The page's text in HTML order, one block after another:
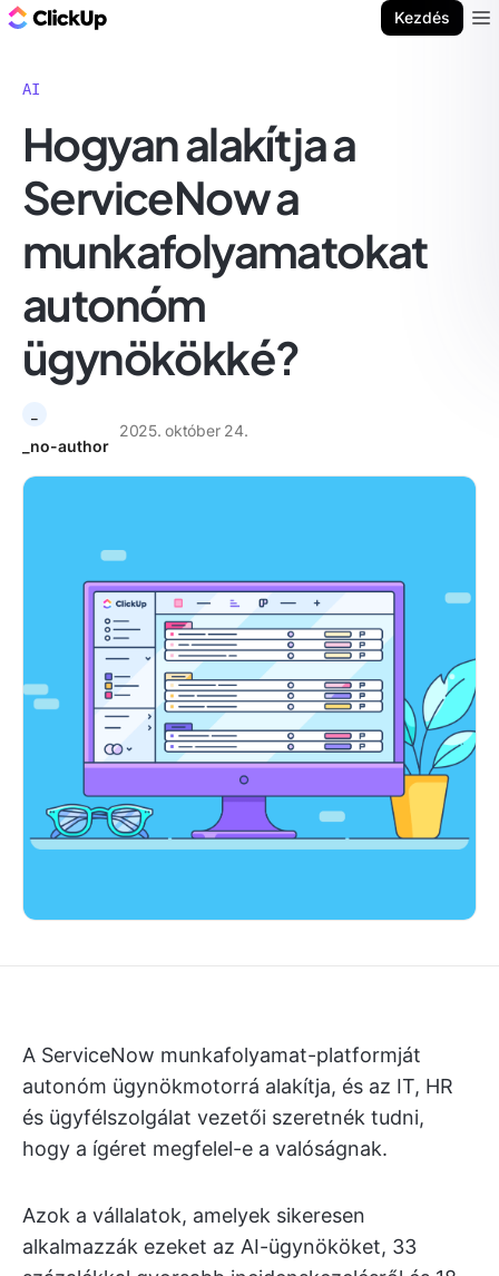
Kezdés
AI
Hogyan alakítja a
ServiceNow a
munkafolyamatokat
autonóm
ügynökökké?
_no-author
2025. október 24.
A ServiceNow munkafolyamat-platformját
autonóm ügynökmotorrá alakítja, és az IT, HR
és ügyfélszolgálat vezetői szeretnék tudni,
hogy a ígéret megfelel-e a valóságnak.
Azok a vállalatok, amelyek sikeresen
alkalmazzák ezeket az AI-ügynököket, 33